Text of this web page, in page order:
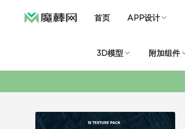
首页 APP设计
3D模型 附加组件